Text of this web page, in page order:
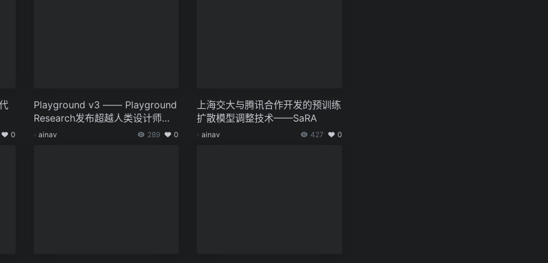
0
Playground v3 —— Playground
Research发布超越人类设计师的
文本至图像模型
ainav 289 0
上海交大与腾讯合作开发的预训练
扩散模型调整技术——SaRA
ainav 427 0